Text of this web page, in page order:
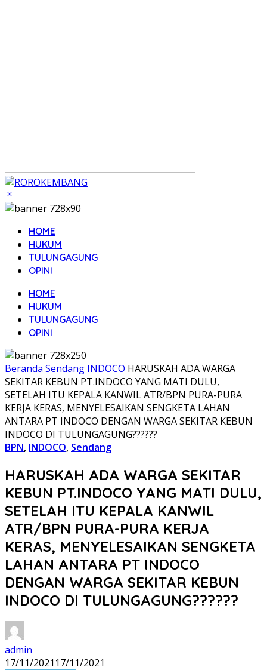
HOME
HUKUM
TULUNGAGUNG
OPINI
HOME
HUKUM
TULUNGAGUNG
OPINI
Beranda Sendang INDOCO HARUSKAH ADA WARGA
SEKITAR KEBUN PT.INDOCO YANG MATI DULU,
SETELAH ITU KEPALA KANWIL ATR/BPN PURA-PURA
KERJA KERAS, MENYELESAIKAN SENGKETA LAHAN
ANTARA PT INDOCO DENGAN WARGA SEKITAR KEBUN
INDOCO DI TULUNGAGUNG??????
BPN, INDOCO, Sendang
HARUSKAH ADA WARGA SEKITAR
KEBUN PT.INDOCO YANG MATI DULU,
SETELAH ITU KEPALA KANWIL
ATR/BPN PURA-PURA KERJA
KERAS, MENYELESAIKAN SENGKETA
LAHAN ANTARA PT INDOCO
DENGAN WARGA SEKITAR KEBUN
INDOCO DI TULUNGAGUNG??????
admin
17/11/2021 17/11/2021